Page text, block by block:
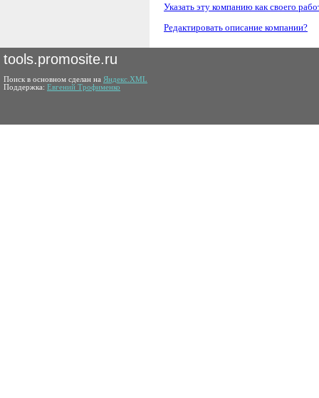
Указать эту компанию как своего
Редактировать описание компании?
tools.promosite.ru
Поиск в основном сделан на Яндекс.XML
Поддержка: Евгений Трофименко